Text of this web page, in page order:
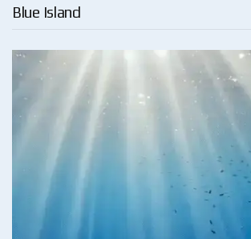
Blue Island